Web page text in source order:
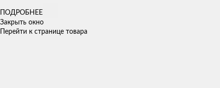
ПОДРОБНЕЕ
Закрыть окно
Перейти к странице товара